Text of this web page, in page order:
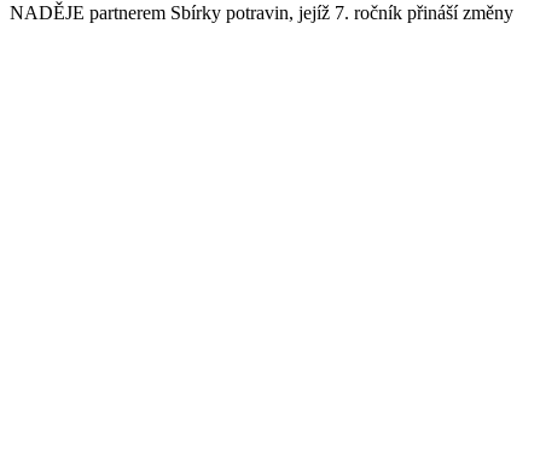
NADĚJE partnerem Sbírky potravin, jejíž 7. ročník přináší změny